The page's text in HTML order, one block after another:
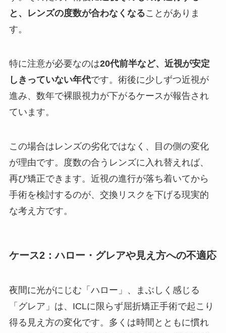
と、レンズの度数が合わなくなることがありま
す。
特に注意が必要なのは20代前半など、近視が安定
しきっていない年代です。術後に少しずつ近視が
進み、数年で裸眼視力が下がるケースが報告され
ています。
この場合はレンズの劣化ではなく、目の側の変化
が理由です。度数の合うレンズに入れ替えれば、
再び矯正できます。近視の進行が落ち着いてから
手術を検討するのが、交換リスクを下げる現実的
な考え方です。
ケース2：ハロー・グレアや見え方への不適応
夜間に光がにじむ「ハロー」、まぶしく感じる
「グレア」は、ICLに限らず屈折矯正手術で起こり
得る見え方の変化です。多くは時間とともに慣れ